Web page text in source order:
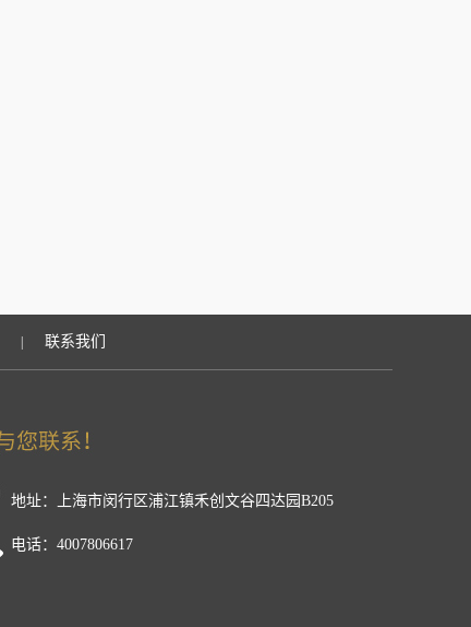
联系我们
地址：上海市闵行区浦江镇禾创文谷四达园B205
电话：4007806617